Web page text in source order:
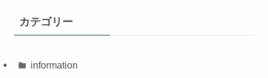
カテゴリー
information